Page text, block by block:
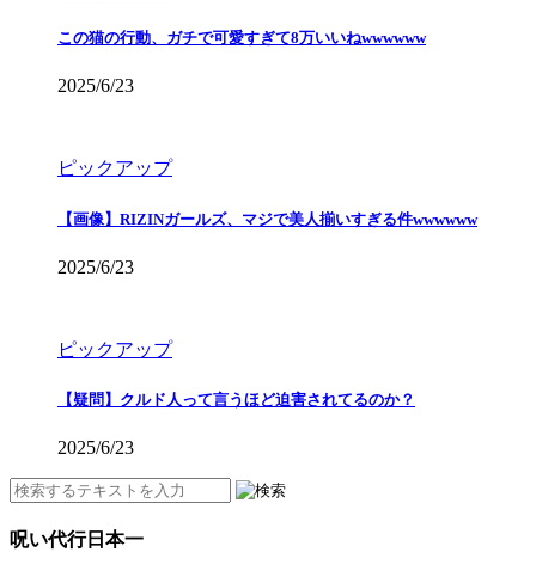
この猫の行動、ガチで可愛すぎて8万いいねwwwwww
2025/6/23
ピックアップ
【画像】RIZINガールズ、マジで美人揃いすぎる件wwwwww
2025/6/23
ピックアップ
【疑問】クルド人って言うほど迫害されてるのか？
2025/6/23
呪い代行日本一